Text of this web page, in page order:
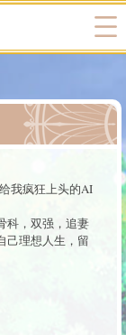
科，双强，追妻
己理想人生，留